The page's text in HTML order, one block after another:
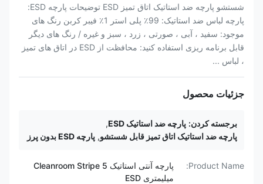
شستشو پارچه ضد استاتیک اتاق تمیز ESD توضیحات پارچه ESD:
پارچه لباس ضد استاتیک: 99٪ پلی استر 1٪ فیبر کربن رنگ های
موجود: سفید ، آبی ، صورتی ، زرد ، سبز و غیره / رنگ های دیگر
قابل برنامه ریزی استفاده کنید: محافظت از ESD در اتاق های تمیز
، لباس ...
جزئیات محصول
برجسته کردن: پارچه ضد استاتیک ESD
,
پارچه ضد استاتیک اتاق تمیز قابل شستشو, پارچه ESD بدون پرز
Product Name:
پارچه آنتی استاتیک Cleanroom Stripe 5
میلیمتری ESD